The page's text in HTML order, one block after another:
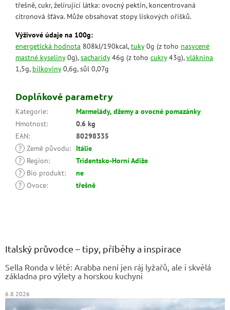
třešně, cukr, želírující látka: ovocný pektin, koncentrovaná
citronová šťáva. Může obsahovat stopy lískových oříšků.
Výživové údaje na 100g:
energetická hodnota 808kJ/190kcal,tuky0g (z toho nasycené
mastné kyseliny0g),sacharidy46g (z toho cukry43g),vláknina
1,5g, bílkoviny0,6g, sůl 0,07g
Doplňkové parametry
Kategorie:
Marmelády, džemy a ovocné pomazánky
Hmotnost:
0.6 kg
EAN:
80298335
? Země původu:
Itálie
?
Region:
Tridentsko-Horní Adiže
?
Bio produkt:
ne
? Ovoce: třešně
Italský průvodce – tipy, příběhy a inspirace
Sella Ronda v létě: Arabba není jen ráj lyžařů, ale i skvělá
základna pro výlety a horskou kuchyni
6.8.2026